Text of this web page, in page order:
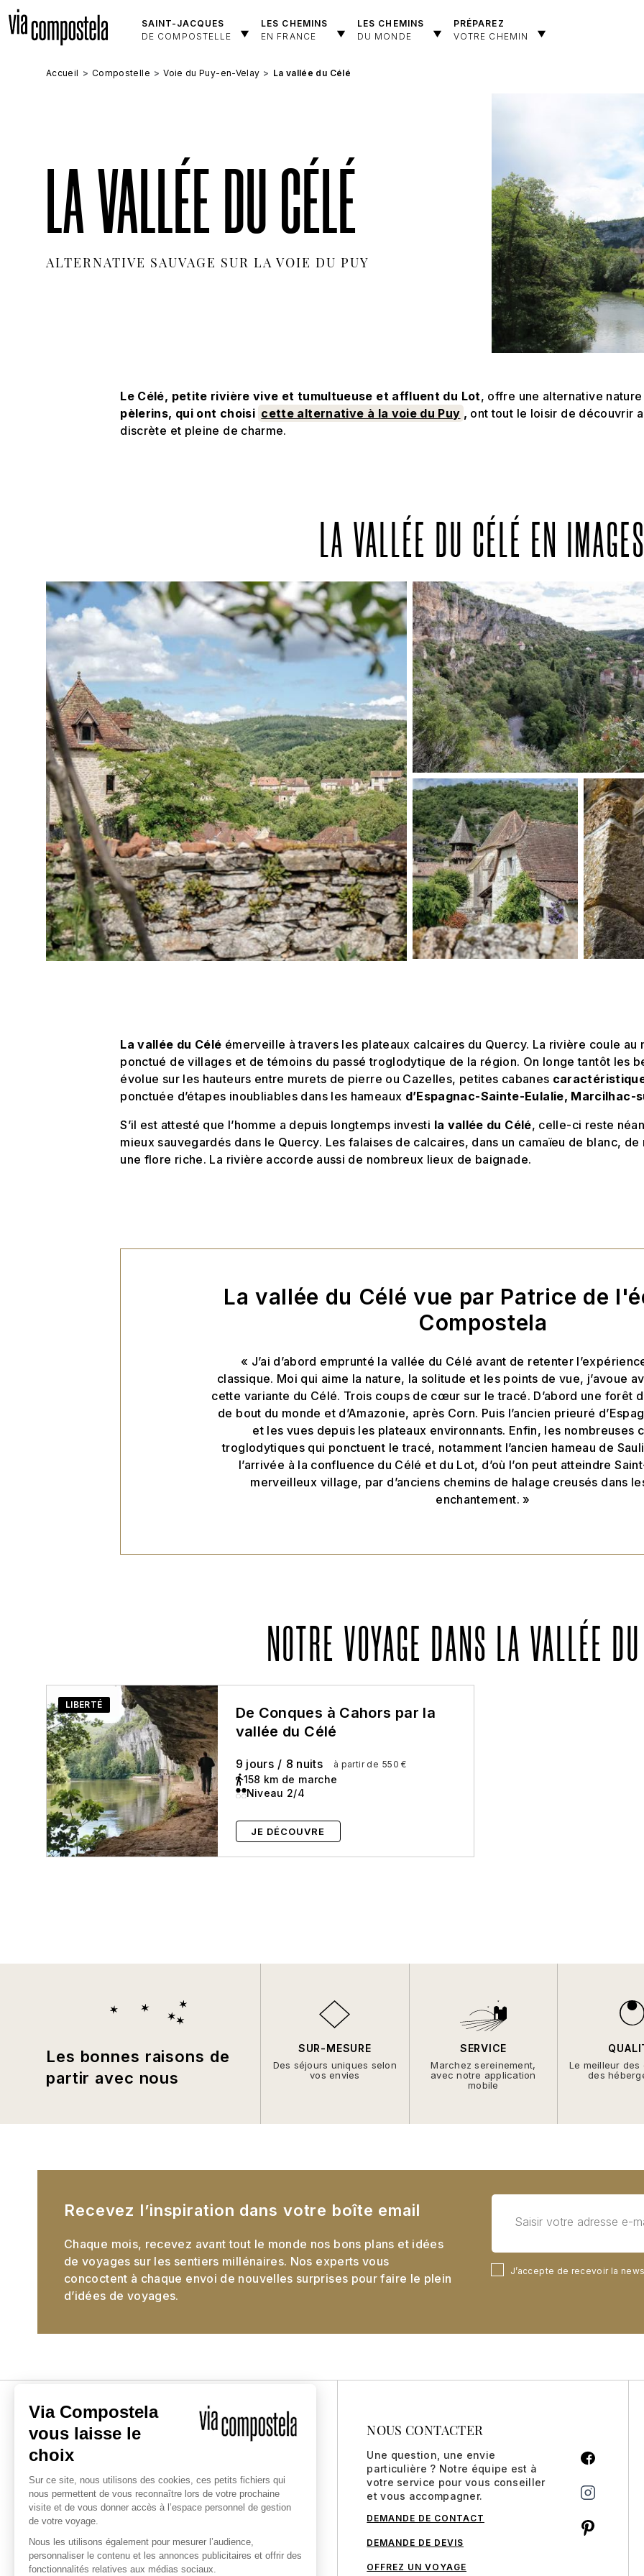
Aller au contenu principal
SAINT-JACQUES
DE COMPOSTELLE
LES CHEMINS
EN FRANCE
LES CHEMINS
DU MONDE
PRÉPAREZ
VOTRE CHEMIN
Accueil Compostelle Voie du Puy-en-Velay La vallée du Célé
LA VALLÉE DU CÉLÉ
ALTERNATIVE SAUVAGE SUR LA VOIE DU PUY
Le Célé, petite rivière vive et tumultueuse et affluent du Lot, offre une alternative
pèlerins, qui ont choisi cette alternative à la voie du Puy , ont tout le loisir de découvrir
discrète et pleine de charme.
LA VALLÉE DU CÉLÉ EN
La vallée du Célé émerveille à travers les plateaux calcaires du Quercy. La rivière coule au
ponctué de villages et de témoins du passé troglodytique de la région. On longe tantôt les
évolue sur les hauteurs entre murets de pierre ou Cazelles, petites cabanes
ponctuée d’étapes inoubliables dans les hameaux d’Espagnac-Sainte-Eulalie, Marcilhac-
S’il est attesté que l’homme a depuis longtemps investi la vallée du Célé, celle-ci reste
mieux sauvegardés dans le Quercy. Les falaises de calcaires, dans un camaïeu de blanc,
une flore riche. La rivière accorde aussi de nombreux lieux de baignade.
La vallée du Célé vue par Patrice de
Compostela
« J’ai d’abord emprunté la vallée du Célé avant de retenter
classique. Moi qui aime la nature, la solitude et les points de vue, j’avoue
cette variante du Célé. Trois coups de cœur sur le tracé. D’abord une forêt
de bout du monde et d’Amazonie, après Corn. Puis l’ancien prieuré
et les vues depuis les plateaux environnants. Enfin, les nombreuses
troglodytiques qui ponctuent le tracé, notamment l’ancien hameau de
l’arrivée à la confluence du Célé et du Lot, d’où l’on peut atteindre
merveilleux village, par d’anciens chemins de halage creusés dans
enchantement. »
NOTRE VOYAGE DANS LA VALLÉE
LIBERTÉ
De Conques à Cahors par la
vallée du Célé
9 jours / 8 nuits à partir de 550 €
158 km de marche
Niveau 2/4
JE DÉCOUVRE
Les bonnes raisons de
partir avec nous
SUR-MESURE
Des séjours uniques selon
vos envies
SERVICE
Marchez sereinement,
avec notre application
mobile
Le meilleur des
des
Recevez l’inspiration dans votre boîte email
Chaque mois, recevez avant tout le monde nos bons plans et idées
de voyages sur les sentiers millénaires. Nos experts vous
concoctent à chaque envoi de nouvelles surprises pour faire le plein
d’idées de voyages.
J’accepte de recevoir la
L'EXPERT DES CHEMINS SACRÉS
Depuis 1985, nous vous
accompagnons dans la réalisation
des chemins sacrés en France et
autour du monde. Notre entreprise
est engagée pour un tourisme
responsable.
NOUS CONTACTER
Une question, une envie
particulière ? Notre équipe est à
votre service pour vous conseiller
et vous accompagner.
DEMANDE DE CONTACT
DEMANDE DE DEVIS
OFFREZ UN VOYAGE